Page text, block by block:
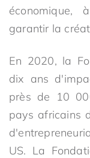
garantir la
En 2020, la
dix ans
près de 10
pays africains
US. La